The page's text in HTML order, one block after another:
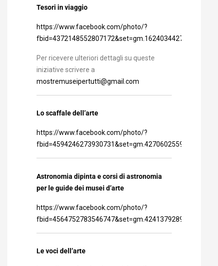
Tesori in viaggio
https://www.facebook.com/photo/?
fbid=4372148552807172&set=gm.1624034427787311
Per ricevere ulteriori dettagli su queste
iniziative scrivere a
mostremuseipertutti@gmail.com
Lo scaffale dell’arte
https://www.facebook.com/photo/?
fbid=4594246273930731&set=gm.4270602559703750
Astronomia dipinta e corsi di astronomia
per le guide dei musei d’arte
https://www.facebook.com/photo/?
fbid=4564752783546747&set=gm.4241379289292744
Le voci dell’arte